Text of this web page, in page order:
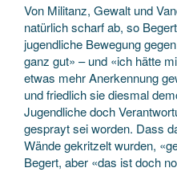
Von Militanz, Gewalt und
natürlich scharf ab, so
jugendliche Bewegung
ganz gut» – und «ich hätte
etwas mehr Anerkennung
und friedlich sie diesmal
Jugendliche doch
gesprayt sei worden. Dass
Wände gekritzelt wurden,
Begert, aber «das ist doch